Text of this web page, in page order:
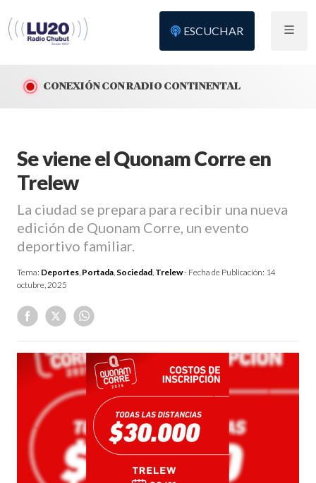
ESCUCHAR
CONEXIÓN CON RADIO CONTINENTAL
Se viene el Quonam Corre en
Trelew
La ciudad se prepara para recibir una nueva
edición de Quonam Corre, un evento
deportivo familiar.
Tema: Deportes, Portada, Sociedad, Trelew- Fecha de Publicación: 14
octubre, 2025